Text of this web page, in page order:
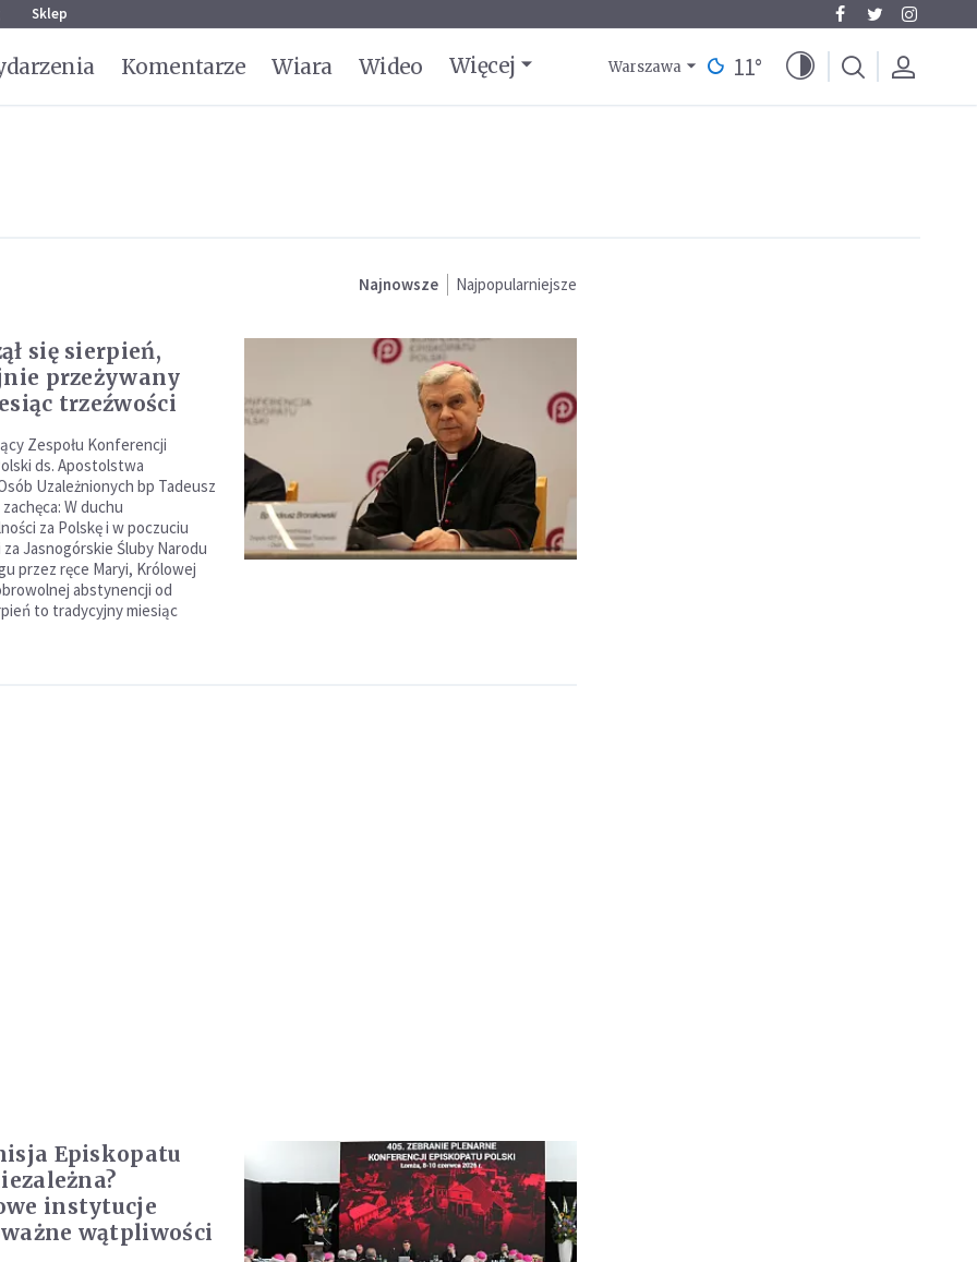
Sklep
Komentarze Wiara Wideo Więcej Warszawa 11°
Najnowsze Najpopularniejsze
się sierpień,
przeżywany
trzeźwości
Zespołu Konferencji
ds. Apostolstwa
Uzależnionych bp Tadeusz
W duchu
za Polskę i w poczuciu
Jasnogórskie Śluby Narodu
przez ręce Maryi, Królowej
abstynencji od
to tradycyjny miesiąc
Episkopatu
instytucje
wątpliwości